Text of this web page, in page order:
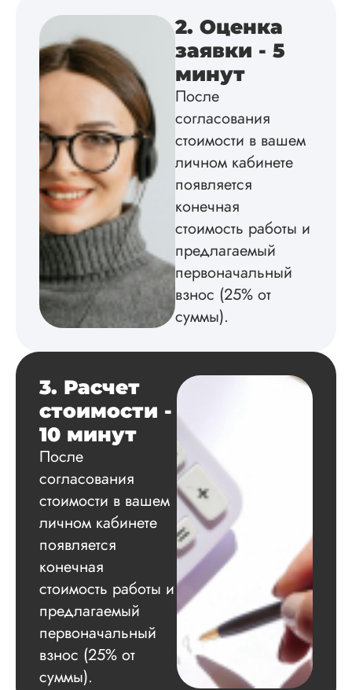
водяниста...
Читать полный
Вид работы:
Дата:2024-06-20
Скажу сразу –
качества я не
мне рассказал об
обсудили все
Все документы,
которые были у
Ольга
Вид работы:
Кандидатская
диссертация
2024-07-20
2. Оценка
заявки - 5
минут
После
согласования
стоимости в вашем
личном кабинете
появляется
конечная
стоимость работы и
предлагаемый
первоначальный
взнос (25% от
суммы).
3. Расчет
стоимости -
10 минут
После
согласования
стоимости в вашем
личном кабинете
появляется
конечная
стоимость работы и
предлагаемый
первоначальный
взнос (25% от
суммы).